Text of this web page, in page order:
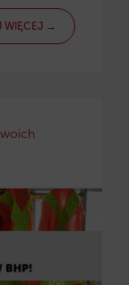
WIĘCEJ →